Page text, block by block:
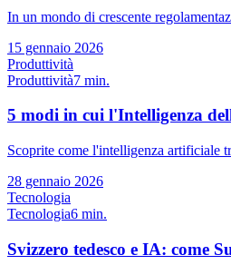
In un mondo di crescente
15 gennaio 2026
Produttività
Produttività7 min.
5 modi in cui l'Intelligenza
Scoprite come l'intelligenza artificiale
28 gennaio 2026
Tecnologia
Tecnologia6 min.
Svizzero tedesco e IA: come